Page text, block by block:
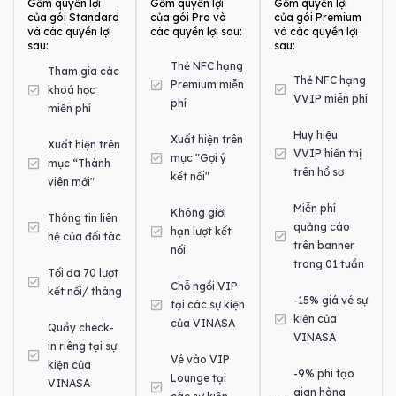
Gồm quyền lợi
của gói Standard
và các quyền lợi
sau:
Tham gia các
khoá học
miễn phí
Xuất hiện trên
mục “Thành
viên mới"
Thông tin liên
hệ của đối tác
Tối đa 70 lượt
kết nối/ tháng
Quầy check-
in riêng tại sự
kiện của
VINASA
Gồm quyền lợi
của gói Pro và
các quyền lợi sau:
Thẻ NFC hạng
Premium miễn
phí
Xuất hiện trên
mục "Gợi ý
kết nối"
Không giới
hạn lượt kết
nối
Chỗ ngồi VIP
tại các sự kiện
của VINASA
Vé vào VIP
Lounge tại
Gồm quyền lợi
của gói Premium
và các quyền lợi
sau:
Thẻ NFC hạng
VVIP miễn phí
Huy hiệu
VVIP hiển thị
trên hồ sơ
Miễn phí
quảng cáo
trên banner
trong 01 tuần
-15% giá vé sự
kiện của
VINASA
-9% phí tạo
gian hàng